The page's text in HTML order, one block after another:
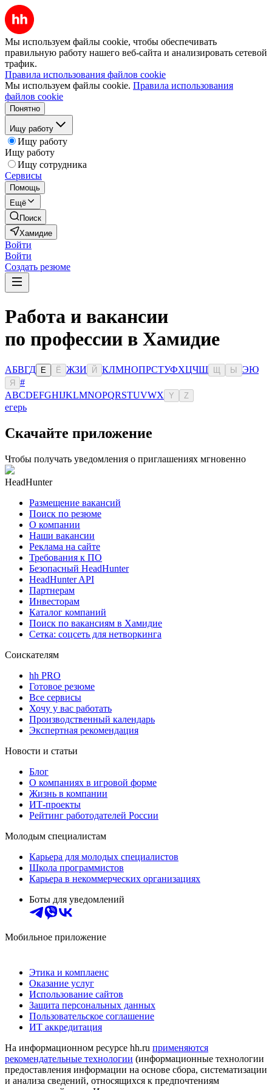
Мы используем файлы cookie, чтобы обеспечивать
правильную работу нашего веб-сайта и анализировать сетевой
трафик.
Правила использования файлов cookie
Мы используем файлы cookie. Правила использования
файлов cookie
Понятно
Ищу работу
Ищу работу
Ищу работу
Ищу сотрудника
Сервисы
Помощь
Ещё
Поиск
Хамидие
Войти
Войти
Создать резюме
Работа и вакансии
по профессии в Хамидие
АБВГД Е Ё ЖЗИ Й КЛМНОПРСТУФХЦЧШ Ы ЭЮ
Я
#
ABCDEFGHIJKLMNOPQRSTUVWX Y Z
егерь
Скачайте приложение
Чтобы получать уведомления о приглашениях мгновенно
HeadHunter
Размещение вакансий
Поиск по резюме
О компании
Наши вакансии
Реклама на сайте
Требования к ПО
Безопасный HeadHunter
HeadHunter API
Партнерам
Инвесторам
Каталог компаний
Поиск по вакансиям в Хамидие
Сетка: соцсеть для нетворкинга
Соискателям
hh PRO
Готовое резюме
Все сервисы
Хочу у вас работать
Производственный календарь
Экспертная рекомендация
Новости и статьи
Блог
О компаниях в игровой форме
Жизнь в компании
ИТ-проекты
Рейтинг работодателей России
Молодым специалистам
Карьера для молодых специалистов
Школа программистов
Карьера в некоммерческих организациях
Боты для уведомлений
Мобильное приложение
Этика и комплаенс
Оказание услуг
Использование сайтов
Защита персональных данных
Пользовательское соглашение
ИТ аккредитация
На информационном ресурсе hh.ru применяются
рекомендательные технологии (информационные технологии
предоставления информации на основе сбора, систематизации
и анализа сведений, относящихся к предпочтениям